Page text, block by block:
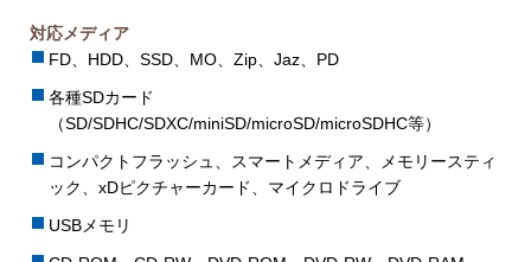
対応メディア
FD、HDD、SSD、MO、Zip、Jaz、PD
各種SDカード
（SD/SDHC/SDXC/miniSD/microSD/microSDHC等）
コンパクトフラッシュ、スマートメディア、メモリースティ
ック、xDピクチャーカード、マイクロドライブ
USBメモリ